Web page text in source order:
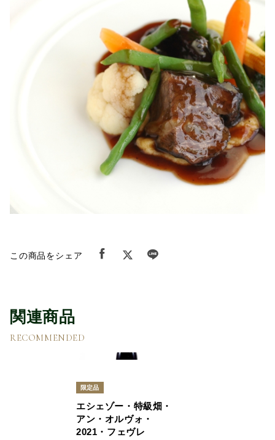
この商品をシェア
関連商品
RECOMMENDED
限定品
エシェゾー・特級畑・
アン・オルヴォ・
2021・フェヴレ